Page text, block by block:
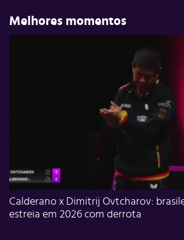
Melhores momentos
Calderano x Dimitrij Ovtcharov:
estreia em 2026 com derrota